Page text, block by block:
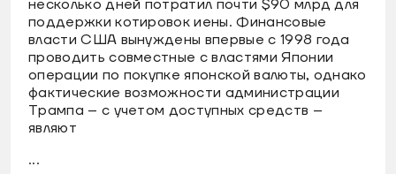
несколько дней потратил почти $90 млрд для
поддержки котировок иены. Финансовые
власти США вынуждены впервые с 1998 года
проводить совместные с властями Японии
операции по покупке японской валюты, однако
фактические возможности администрации
Трампа – с учетом доступных средств –
являют
...